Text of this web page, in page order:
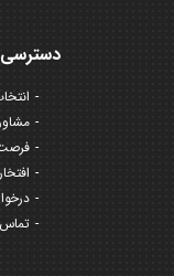
دسترسی
تماس